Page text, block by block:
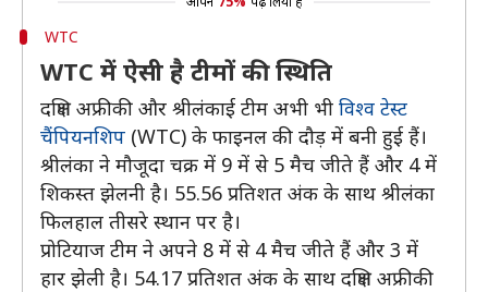
WTC
WTC में ऐसी है टीमों की स्थिति
दक्षिण अफ्रीकी और श्रीलंकाई टीम अभी भी विश्व टेस्ट
चैंपियनशिप (WTC) के फाइनल की दौड़ में बनी हुई हैं।
श्रीलंका ने मौजूदा चक्र में 9 में से 5 मैच जीते हैं और 4 में
शिकस्त झेलनी है। 55.56 प्रतिशत अंक के साथ श्रीलंका
फिलहाल तीसरे स्थान पर है।
प्रोटियाज टीम ने अपने 8 में से 4 मैच जीते हैं और 3 में
हार झेली है। 54.17 प्रतिशत अंक के साथ दक्षिण अफ्रीकी